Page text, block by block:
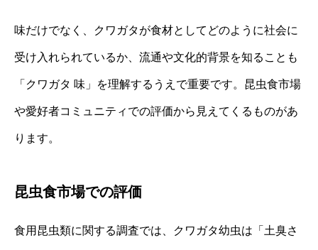
味だけでなく、クワガタが食材としてどのように社会に
受け入れられているか、流通や文化的背景を知ることも
「クワガタ 味」を理解するうえで重要です。昆虫食市場
や愛好者コミュニティでの評価から見えてくるものがあ
ります。
昆虫食市場での評価
食用昆虫類に関する調査では、クワガタ幼虫は「土臭さ